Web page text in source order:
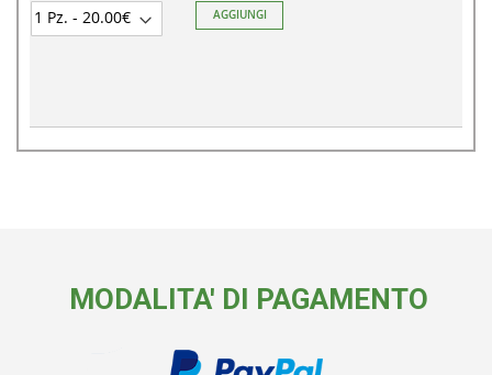
AGGIUNGI
MODALITA' DI PAGAMENTO